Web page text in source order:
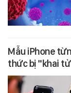
Mẫu iPhone
thức bị "khai